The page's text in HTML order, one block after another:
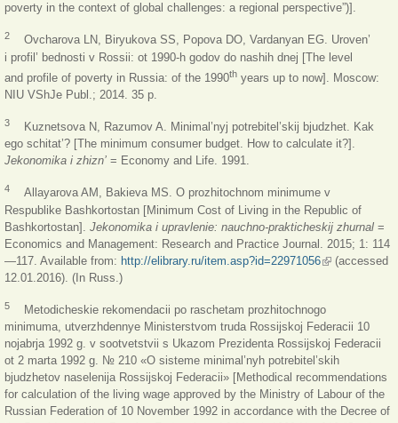
poverty in the context of global challenges: a regional perspective”)].
2
Ovcharova LN, Biryukova SS, Popova DO, Vardanyan EG. Uroven’
i profil’ bednosti v Rossii: ot 1990-h godov do nashih dnej [The level
and profile of poverty in Russia: of the 1990th years up to now]. Moscow:
NIU VShJe Publ.; 2014. 35 p.
3
Kuznetsova N, Razumov A. Minimal’nyj potrebitel’skij bjudzhet. Kak
ego schitat’? [The minimum consumer budget. How to calculate it?].
Jekonomika i zhizn’ = Economy and Life. 1991.
4
Allayarova AM, Bakieva MS. O prozhitochnom minimume v
Respublike Bashkortostan [Minimum Cost of Living in the Republic of
Bashkortostan]. Jekonomika i upravlenie: nauchno-prakticheskij zhurnal =
Economics and Management: Research and Practice Journal. 2015; 1: 114
—117. Available from: http://elibrary.ru/item.asp?id=22971056(link is
(accessed
12.01.2016). (In Russ.)
5
Metodicheskie rekomendacii po raschetam prozhitochnogo
minimuma, utverzhdennye Ministerstvom truda Rossijskoj Federacii 10
nojabrja 1992 g. v sootvetstvii s Ukazom Prezidenta Rossijskoj Federacii
ot 2 marta 1992 g. № 210 «O sisteme minimal’nyh potrebitel’skih
bjudzhetov naselenija Rossijskoj Federacii» [Methodical recommendations
for calculation of the living wage approved by the Ministry of Labour of the
Russian Federation of 10 November 1992 in accordance with the Decree of